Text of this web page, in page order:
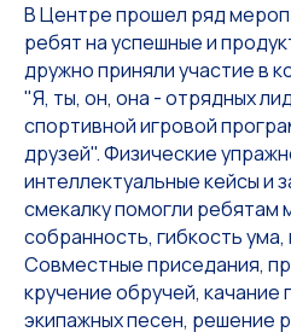
В Центре прошел ряд
ребят на успешные и
дружно приняли участие в
"Я, ты, он, она - отрядных
спортивной игровой
друзей". Физические
интеллектуальные кейсы и
смекалку помогли ребятам
собранность, гибкость
Совместные приседания,
кручение обручей, качание
экипажных песен, решение